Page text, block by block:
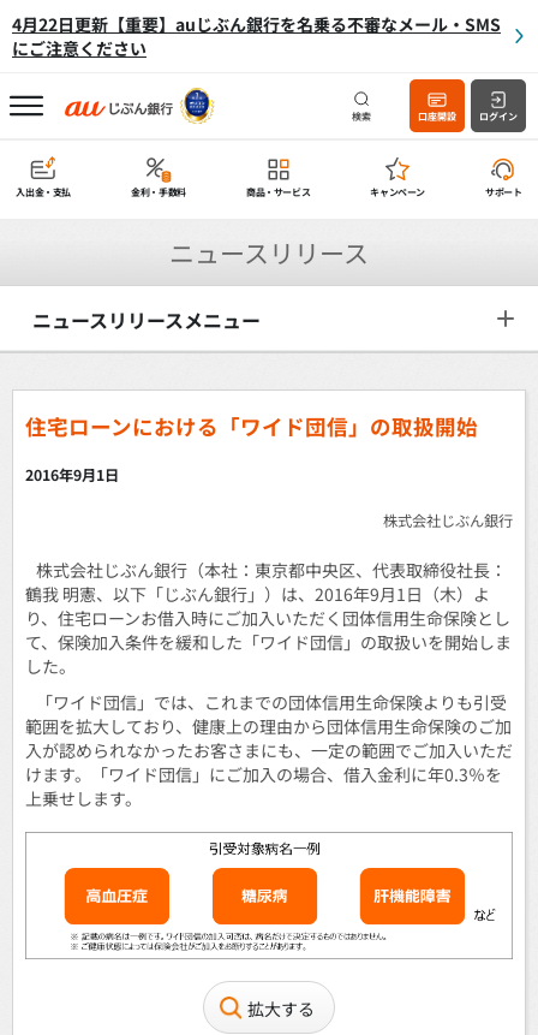
4月22日更新【重要】auじぶん銀行を名乗る不審なメール・SMS
にご注意ください
検索 口座開設 ログイン
入出金・支払 金利・手数料 商品・サービス キャンペーン サポート
ニュースリリース
ニュースリリースメニュー
住宅ローンにおける「ワイド団信」の取扱開始
2016年9月1日
株式会社じぶん銀行
株式会社じぶん銀行（本社：東京都中央区、代表取締役社長：
鶴我 明憲、以下「じぶん銀行」）は、2016年9月1日（木）よ
り、住宅ローンお借入時にご加入いただく団体信用生命保険とし
て、保険加入条件を緩和した「ワイド団信」の取扱いを開始しま
した。
「ワイド団信」では、これまでの団体信用生命保険よりも引受
範囲を拡大しており、健康上の理由から団体信用生命保険のご加
入が認められなかったお客さまにも、一定の範囲でご加入いただ
けます。「ワイド団信」にご加入の場合、借入金利に年0.3％を
上乗せします。
拡大する